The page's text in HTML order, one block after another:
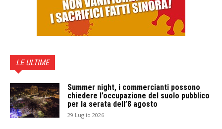
LE ULTIME
Summer night, i commercianti possono
chiedere l’occupazione del suolo pubblico
per la serata dell’8 agosto
29 Luglio 2026